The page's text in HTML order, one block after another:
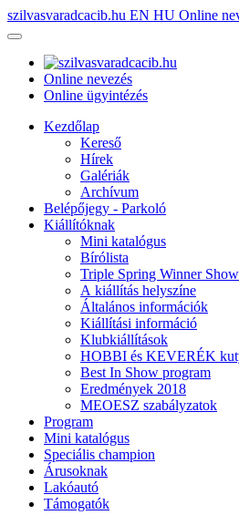
szilvasvaradcacib.hu EN HU Online
Online nevezés
Online ügyintézés
Kezdőlap
Kereső
Hírek
Galériák
Archívum
Belépőjegy - Parkoló
Kiállítóknak
Mini katalógus
Bírólista
Triple Spring Winner
A kiállítás helyszíne
Általános információk
Kiállítási információ
Klubkiállítások
HOBBI és KEVERÉK
Best In Show program
Eredmények 2018
MEOESZ szabályzatok
Program
Mini katalógus
Speciális champion
Árusoknak
Lakóautó
Támogatók